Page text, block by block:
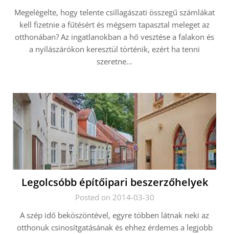
Megelégelte, hogy telente csillagászati összegű számlákat
kell fizetnie a fűtésért és mégsem tapasztal meleget az
otthonában? Az ingatlanokban a hő vesztése a falakon és
a nyílászárókon keresztül történik, ezért ha tenni
szeretne…
Legolcsóbb építőipari beszerzőhelyek
Posted on 2014-03-30
A szép idő beköszöntével, egyre többen látnak neki az
otthonuk csinosítgatásának és ehhez érdemes a legjobb